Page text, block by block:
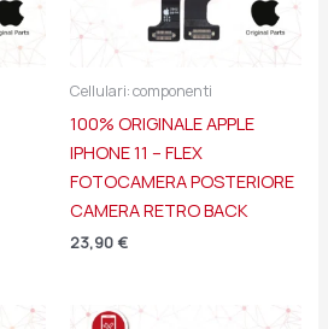
Cellulari: componenti
100% ORIGINALE APPLE
IPHONE 11 – FLEX
FOTOCAMERA POSTERIORE
CAMERA RETRO BACK
23,90 €